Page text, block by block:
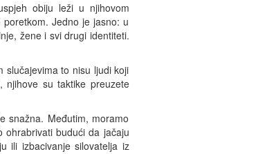
obiju leži u njihovom
Jedno je jasno: u
žene i svi drugi identiteti.
slučajevima to nisu ljudi koji
njihove su taktike preuzete
snažna. Međutim, moramo
ohrabrivati budući da jačaju
ili izbacivanje silovatelja iz